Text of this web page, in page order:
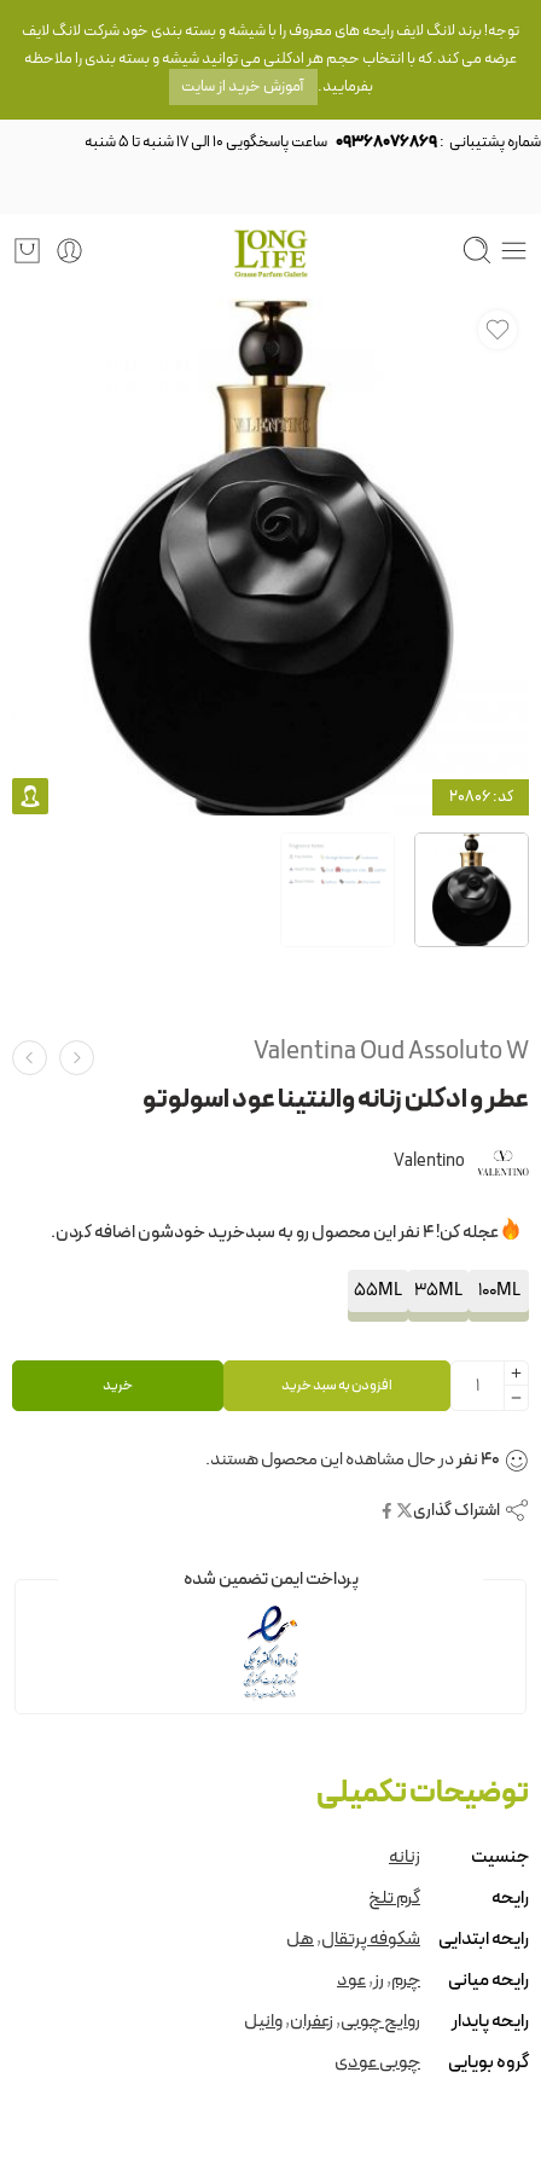
توجه! برند لانگ لایف رایحه های معروف را با شیشه و بسته بندی خود شرکت لانگ لایف
عرضه می کند.که با انتخاب حجم هر ادکلنی می توانید شیشه و بسته بندی را ملاحظه
بفرمایید. آموزش خرید از سایت
شماره پشتیبانی :09368076869
کد: 20806
Valentina Oud Assoluto W
عطر و ادکلن زنانه والنتینا عود اسولوتو
Valentino
عجله کن! 4 نفر این محصول رو به سبدخرید خودشون اضافه کردن.
100ML
35ML
55ML
افزودن به سبد خرید خرید
40نفردر حال مشاهده این محصول هستند.
اشتراک گذاری
پرداخت ایمن تضمین شده
توضیحات تکمیلی
جنسیت
زنانه
رایحه
گرم تلخ
رایحه ابتدایی
شکوفه پرتقال,هل
رایحه میانی
چرم,رز,عود
رایحه پایدار
روایح چوبی,زعفران,وانیل
گروه بویایی
چوبی عودی